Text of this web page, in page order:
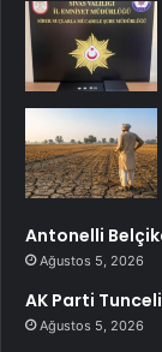
Antonelli
Ağustos 5, 2026
AK Parti
Ağustos 5, 2026